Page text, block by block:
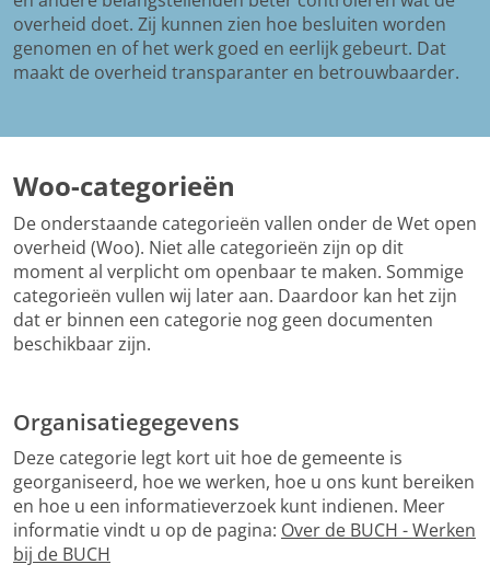
overheid doet. Zij kunnen zien hoe besluiten worden
genomen en of het werk goed en eerlijk gebeurt. Dat
maakt de overheid transparanter en betrouwbaarder.
Woo-categorieën
De onderstaande categorieën vallen onder de Wet open
overheid (Woo). Niet alle categorieën zijn op dit
moment al verplicht om openbaar te maken. Sommige
categorieën vullen wij later aan. Daardoor kan het zijn
dat er binnen een categorie nog geen documenten
beschikbaar zijn.
Organisatiegegevens
Deze categorie legt kort uit hoe de gemeente is
georganiseerd, hoe we werken, hoe u ons kunt bereiken
en hoe u een informatieverzoek kunt indienen. Meer
informatie vindt u op de pagina: Over de BUCH - Werken
bij de BUCH